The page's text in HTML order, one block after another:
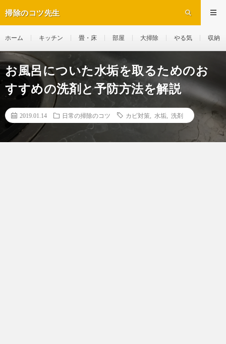
掃除のコツ先生
ホーム キッチン 畳・床 部屋 大掃除 やる気 収納
お風呂についた水垢を取るためのお
すすめの洗剤と予防方法を解説
2019.01.14 日常の掃除のコツ カビ対策 水垢 洗剤